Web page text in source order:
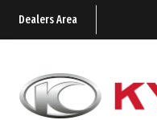
Dealers Area